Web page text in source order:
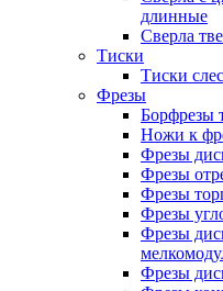
длинные
Сверла
Тиски
Тиски
Фрезы
Борфрезы
Ножи к
Фрезы
Фрезы
Фрезы
Фрезы
Фрезы
Фрезы